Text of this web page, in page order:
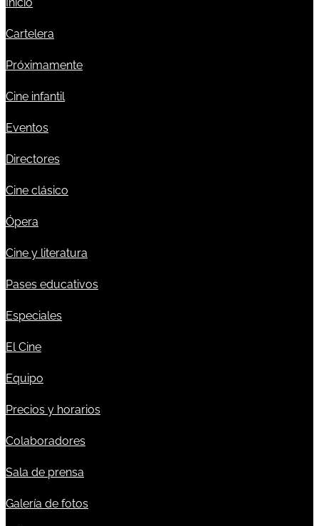
Inicio
Cartelera
Próximamente
Cine infantil
Eventos
Directores
Cine clásico
Ópera
Cine y literatura
Pases educativos
Especiales
El Cine
Equipo
Precios y horarios
Colaboradores
Sala de prensa
Galería de fotos